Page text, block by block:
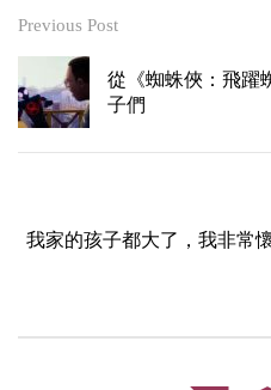
Previous Post
從《蜘蛛俠：飛躍
子們
我家的孩子都大了，我非常